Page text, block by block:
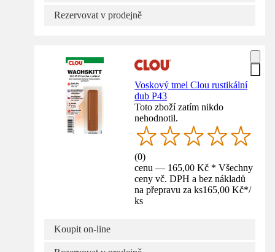
Rezervovat v prodejně
Voskový tmel Clou rustikální
dub P43
Toto zboží zatím nikdo
nehodnotil.
(0)
cenu — 165,00 Kč * Všechny
ceny vč. DPH a bez nákladů
na přepravu za ks165,00 Kč*/
ks
Koupit on-line